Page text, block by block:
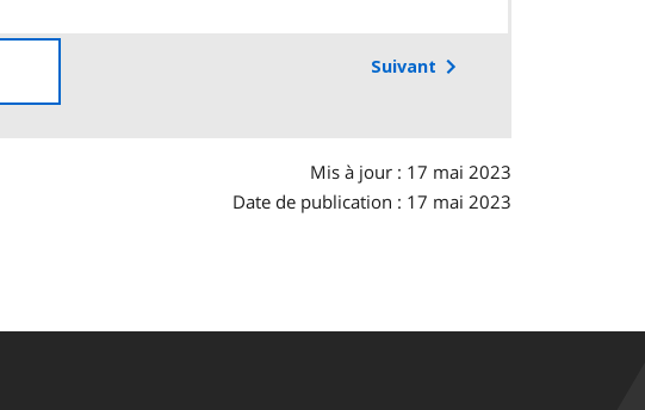
Suivant
Mis à jour : 17 mai 2023
Date de publication : 17 mai 2023